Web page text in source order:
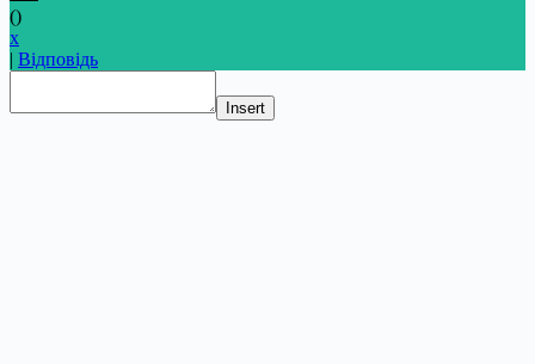
()
x
| Відповідь
Insert